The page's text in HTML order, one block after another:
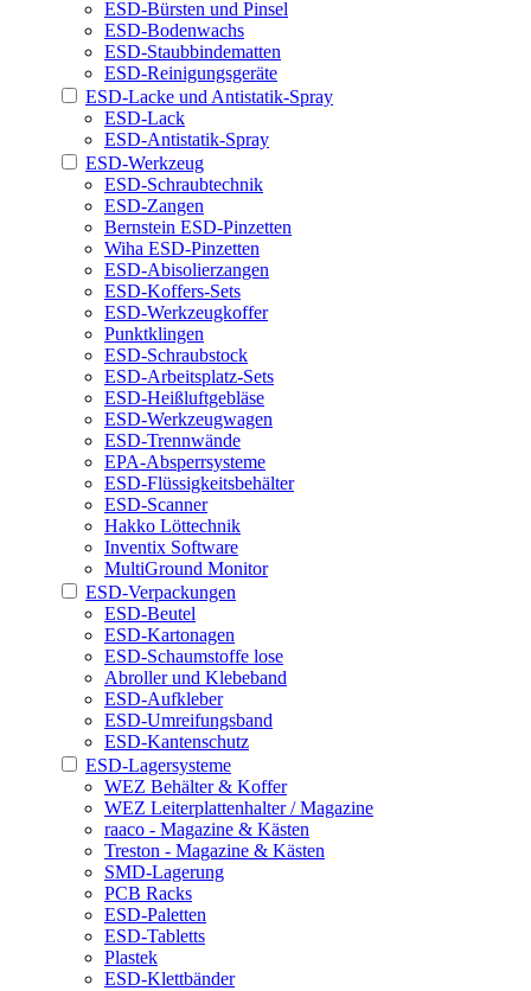
ESD-Bürsten und Pinsel
ESD-Bodenwachs
ESD-Staubbindematten
ESD-Reinigungsgeräte
ESD-Lacke und Antistatik-Spray
ESD-Lack
ESD-Antistatik-Spray
ESD-Werkzeug
ESD-Schraubtechnik
ESD-Zangen
Bernstein ESD-Pinzetten
Wiha ESD-Pinzetten
ESD-Abisolierzangen
ESD-Koffers-Sets
ESD-Werkzeugkoffer
Punktklingen
ESD-Schraubstock
ESD-Arbeitsplatz-Sets
ESD-Heißluftgebläse
ESD-Werkzeugwagen
ESD-Trennwände
EPA-Absperrsysteme
ESD-Flüssigkeitsbehälter
ESD-Scanner
Hakko Löttechnik
Inventix Software
MultiGround Monitor
ESD-Verpackungen
ESD-Beutel
ESD-Kartonagen
ESD-Schaumstoffe lose
Abroller und Klebeband
ESD-Aufkleber
ESD-Umreifungsband
ESD-Kantenschutz
ESD-Lagersysteme
WEZ Behälter & Koffer
WEZ Leiterplattenhalter / Magazine
raaco - Magazine & Kästen
Treston - Magazine & Kästen
SMD-Lagerung
PCB Racks
ESD-Paletten
ESD-Tabletts
Plastek
ESD-Klettbänder